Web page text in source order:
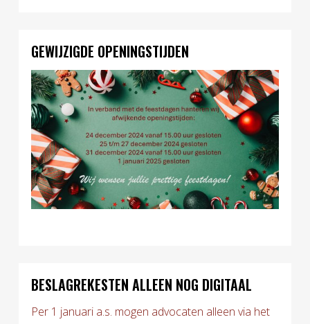
GEWIJZIGDE OPENINGSTIJDEN
BESLAGREKESTEN ALLEEN NOG DIGITAAL
Per 1 januari a.s. mogen advocaten alleen via het